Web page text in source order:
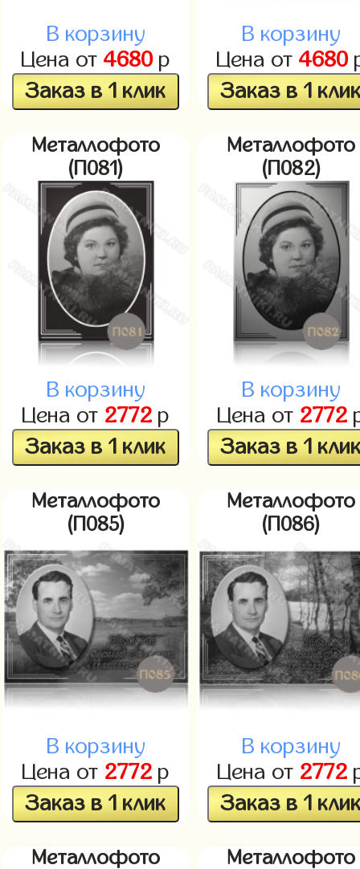
В корзину
Цена от 4680р
Заказ в 1 клик
В корзину
Цена от 4680
Заказ в 1
Металлофото
(П081)
В корзину
Цена от 2772 р
Заказ в 1 клик
Металлофото
(П082)
В корзину
Цена от 2772
Заказ в 1
Металлофото
(П085)
В корзину
Цена от 2772 р
Заказ в 1 клик
Металлофото
(П086)
В корзину
Цена от 2772
Заказ в 1
Металлофото
Металлофото